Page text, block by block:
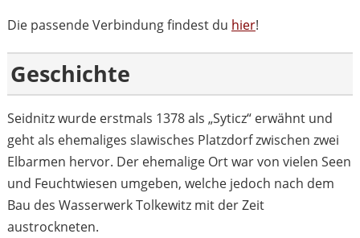
Die passende Verbindung findest du hier!
Geschichte
Seidnitz wurde erstmals 1378 als „Syticz“ erwähnt und
geht als ehemaliges slawisches Platzdorf zwischen zwei
Elbarmen hervor. Der ehemalige Ort war von vielen Seen
und Feuchtwiesen umgeben, welche jedoch nach dem
Bau des Wasserwerk Tolkewitz mit der Zeit
austrockneten.